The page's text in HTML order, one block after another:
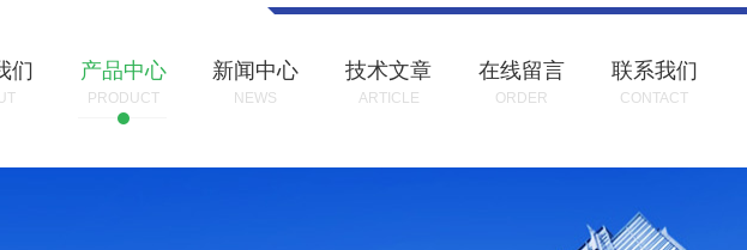
们 产品中心
PRODUCT
新闻中心
NEWS
技术文章
ARTICLE
在线留言
ORDER
联系我们
CONTACT